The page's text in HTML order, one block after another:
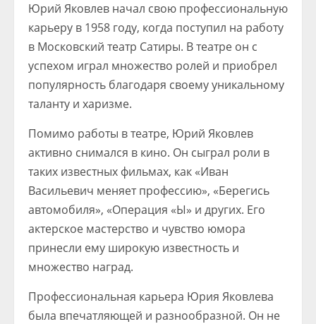
Юрий Яковлев начал свою профессиональную
карьеру в 1958 году, когда поступил на работу
в Московский театр Сатиры. В театре он с
успехом играл множество ролей и приобрел
популярность благодаря своему уникальному
таланту и харизме.
Помимо работы в театре, Юрий Яковлев
активно снимался в кино. Он сыграл роли в
таких известных фильмах, как «Иван
Васильевич меняет профессию», «Берегись
автомобиля», «Операция «Ы» и других. Его
актерское мастерство и чувство юмора
принесли ему широкую известность и
множество наград.
Профессиональная карьера Юрия Яковлева
была впечатляющей и разнообразной. Он не